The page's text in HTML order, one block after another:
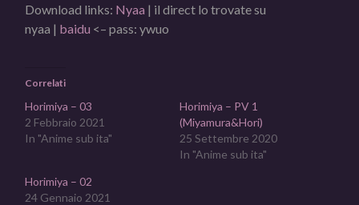
Download links: Nyaa | il direct lo trovate su
nyaa | baidu <– pass: ywuo
Correlati
Horimiya – 03
2 Febbraio 2021
In "Anime sub ita"
Horimiya – PV 1
(Miyamura&Hori)
25 Settembre 2020
In "Anime sub ita"
Horimiya – 02
24 Gennaio 2021